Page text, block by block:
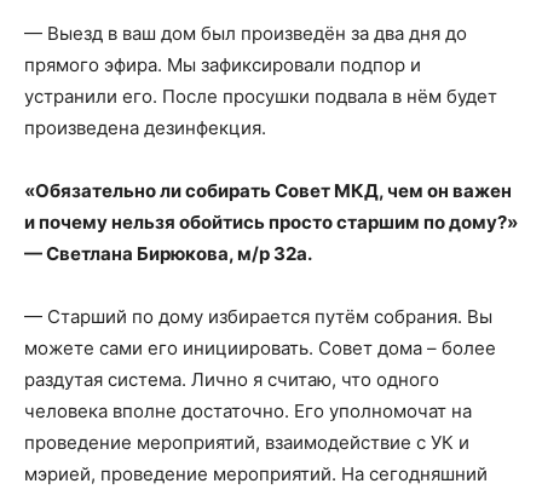
— Выезд в ваш дом был произведён за два дня до
прямого эфира. Мы зафиксировали подпор и
устранили его. После просушки подвала в нём будет
произведена дезинфекция.
«Обязательно ли собирать Совет МКД, чем он важен
и почему нельзя обойтись просто старшим по дому?»
— Светлана Бирюкова, м/р 32а.
— Старший по дому избирается путём собрания. Вы
можете сами его инициировать. Совет дома – более
раздутая система. Лично я считаю, что одного
человека вполне достаточно. Его уполномочат на
проведение мероприятий, взаимодействие с УК и
мэрией, проведение мероприятий. На сегодняшний